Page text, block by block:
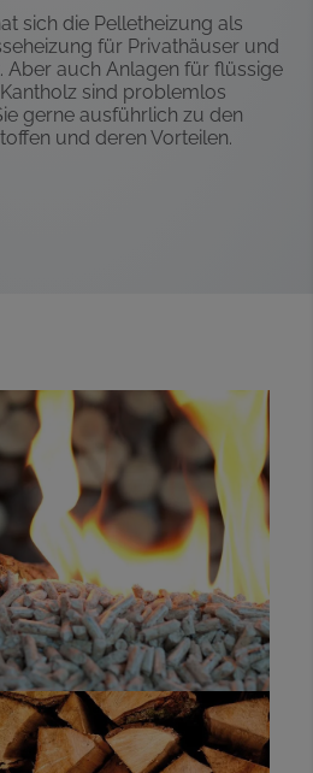
sich die Pelletheizung als
für Privathäuser und
Aber auch Anlagen für flüssige
sind problemlos
gerne ausführlich zu den
und deren Vorteilen.